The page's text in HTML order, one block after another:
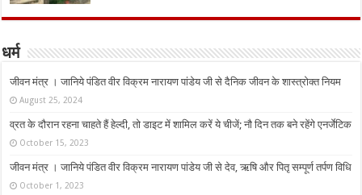
धर्म
जीवन मंत्र । जानिये पंडित वीर विक्रम नारायण पांडेय जी से दैनिक जीवन के शास्त्रोक्त नियम
August 25, 2024
व्रत के दौरान रहना चाहते हैं हेल्दी, तो डाइट में शामिल करें ये चीजें; नौ दिन तक बने रहेंगे एनर्जेटिक
October 15, 2023
जीवन मंत्र । जानिये पंडित वीर विक्रम नारायण पांडेय जी से देव, ऋषि और पितृ सम्पूर्ण तर्पण विधि
October 1, 2023